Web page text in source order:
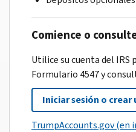
Comience o
Utilice su cuenta del IRS
Formulario 4547 y
Iniciar sesión o crear
TrumpAccounts.gov (en